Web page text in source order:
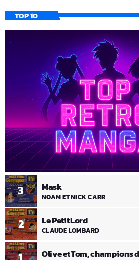
TOP 10
Olive et Tom, champions
2 Le Petit Lord
CLAUDE LOMBARD
3 Mask
NOAM ET NICK CARR